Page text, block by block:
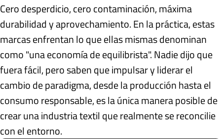
Cero desperdicio, cero contaminación, máxima
durabilidad y aprovechamiento. En la práctica, estas
marcas enfrentan lo que ellas mismas denominan
como "una economía de equilibrista". Nadie dijo que
fuera fácil, pero saben que impulsar y liderar el
cambio de paradigma, desde la producción hasta el
consumo responsable, es la única manera posible de
crear una industria textil que realmente se reconcilie
con el entorno.